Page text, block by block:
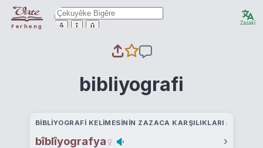
Ferheng ê î û Zazakî
bibliyografi
BIBLIYOGRAFI KELIMESININ ZAZACA KARŞILIKLARI
bîblîyografya ›